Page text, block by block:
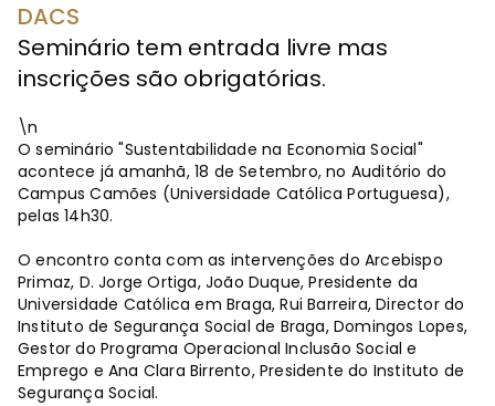
DACS
Seminário tem entrada livre mas
inscrições são obrigatórias.
\n
O seminário "Sustentabilidade na Economia Social"
acontece já amanhã, 18 de Setembro, no Auditório do
Campus Camões (Universidade Católica Portuguesa),
pelas 14h30.
O encontro conta com as intervenções do Arcebispo
Primaz, D. Jorge Ortiga, João Duque, Presidente da
Universidade Católica em Braga, Rui Barreira, Director do
Instituto de Segurança Social de Braga, Domingos Lopes,
Gestor do Programa Operacional Inclusão Social e
Emprego e Ana Clara Birrento, Presidente do Instituto de
Segurança Social.